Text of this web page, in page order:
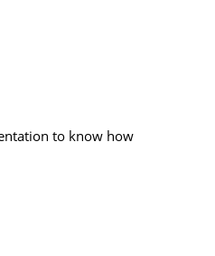
to know how